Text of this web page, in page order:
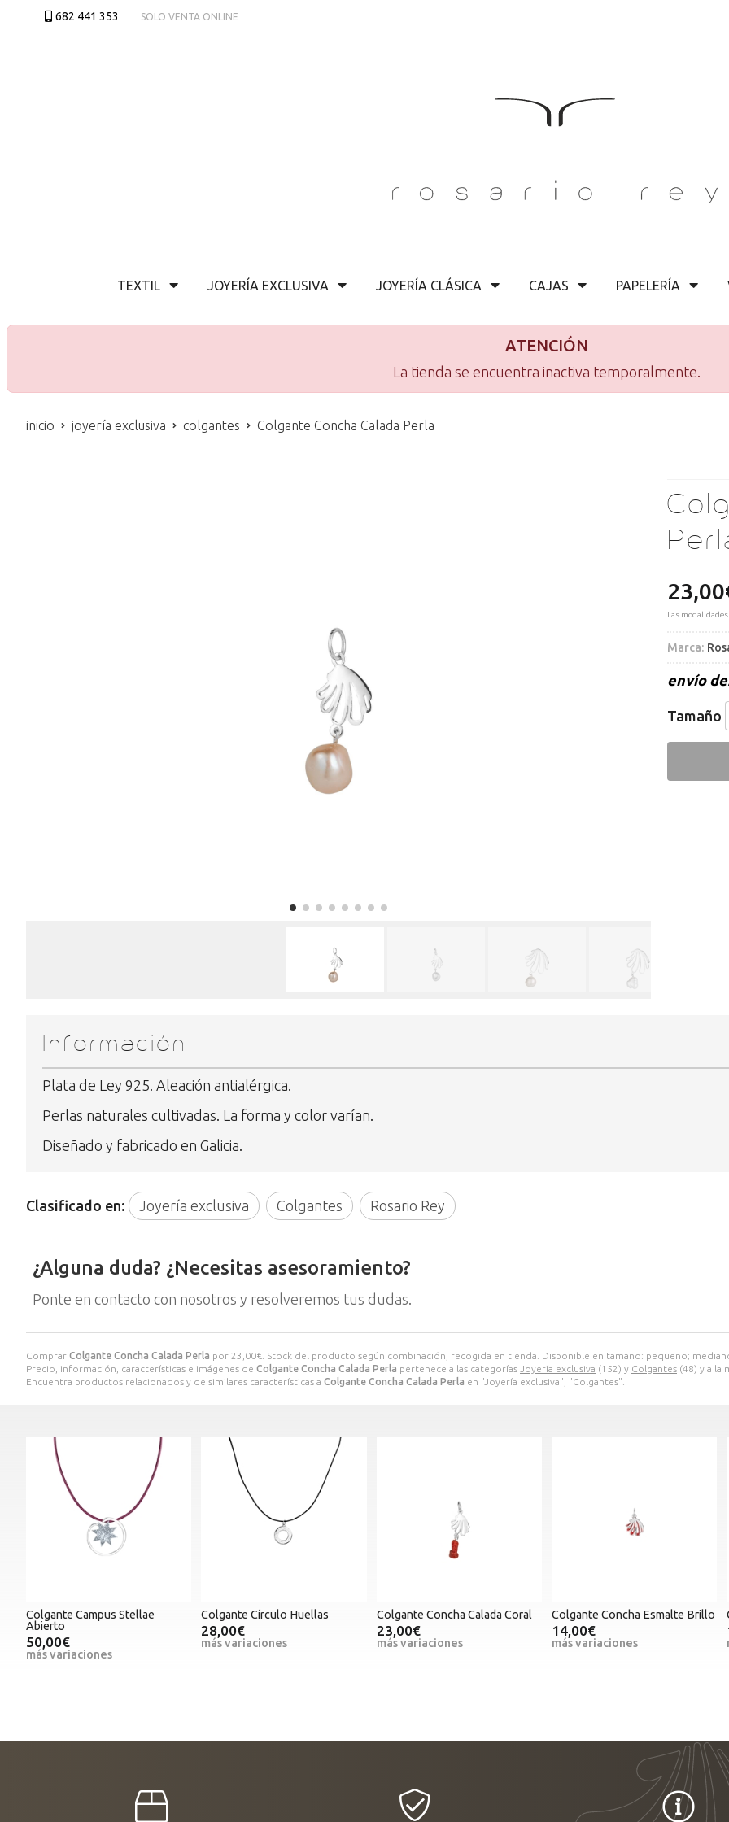
682 441 353 SOLO VENTA ONLINE
TEXTIL JOYERÍA EXCLUSIVA JOYERÍA CLÁSICA CAJAS PAPELERÍA
ATENCIÓN
La tienda se encuentra inactiva temporalmente.
inicio joyería exclusiva colgantes Colgante Concha Calada Perla
23,00
Las
Marca:
envío
Tamaño
Comprar Colgante Concha Calada Perla por 23,00€ . Stock del producto según combinación, recogida en tienda. Disponible en tamaño: pequeño;
Precio, información, características e imágenes de Colgante Concha Calada Perla pertenece a las categorías Joyería exclusiva (152) y Colgantes (48) y a la
Encuentra productos relacionados y de similares características a Colgante Concha Calada Perla en "Joyería exclusiva", "Colgantes".
Información
Plata de Ley 925. Aleación antialérgica.
Perlas naturales cultivadas. La forma y color varían.
Diseñado y fabricado en Galicia.
Clasificado en: Joyería exclusiva Colgantes Rosario Rey
¿Alguna duda? ¿Necesitas asesoramiento?
Ponte en contacto con nosotros y resolveremos tus dudas.
Colgante Campus Stellae
Abierto
50,00€
más variaciones
Colgante Círculo Huellas
28,00€
más variaciones
Colgante Concha Calada Coral
23,00€
más variaciones
Colgante Concha Esmalte Brillo
14,00€
más variaciones